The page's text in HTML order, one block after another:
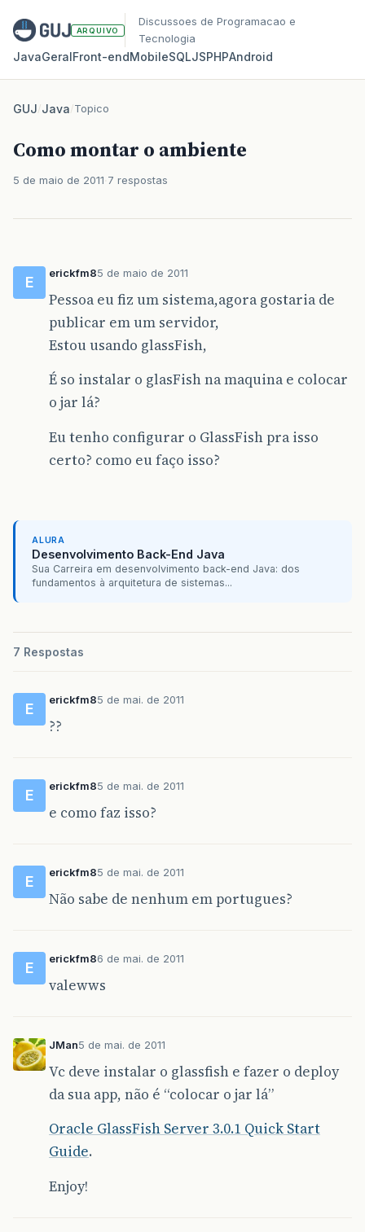
ARQUIVO
Discussoes de Programacao e
Tecnologia
JavaGeralFront‑endMobileSQLJSPHPAndroid
GUJ/Java/Topico
Como montar o ambiente
5 de maio de 2011 7 respostas
E
erickfm85 de maio de 2011
Pessoa eu fiz um sistema,agora gostaria de
publicar em um servidor,
Estou usando glassFish,
É so instalar o glasFish na maquina e colocar
o jar lá?
Eu tenho configurar o GlassFish pra isso
certo? como eu faço isso?
ALURA
Desenvolvimento Back-End Java
Sua Carreira em desenvolvimento back-end Java: dos
fundamentos à arquitetura de sistemas...
7 Respostas
E
erickfm85 de mai. de 2011
??
E
erickfm85 de mai. de 2011
e como faz isso?
E
erickfm85 de mai. de 2011
Não sabe de nenhum em portugues?
E
erickfm86 de mai. de 2011
valewws
JMan5 de mai. de 2011
Vc deve instalar o glassfish e fazer o deploy
da sua app, não é “colocar o jar lá”
Oracle GlassFish Server 3.0.1 Quick Start
Guide.
Enjoy!